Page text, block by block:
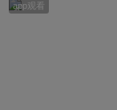
app观看